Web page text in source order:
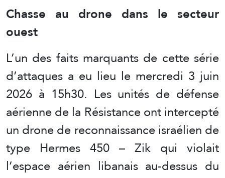
Chasse au drone dans le secteur
ouest
L’un des faits marquants de cette série
d’attaques a eu lieu le mercredi 3 juin
2026 à 15h30. Les unités de défense
aérienne de la Résistance ont intercepté
un drone de reconnaissance israélien de
type Hermes 450 – Zik qui violait
l’espace aérien libanais au-dessus du